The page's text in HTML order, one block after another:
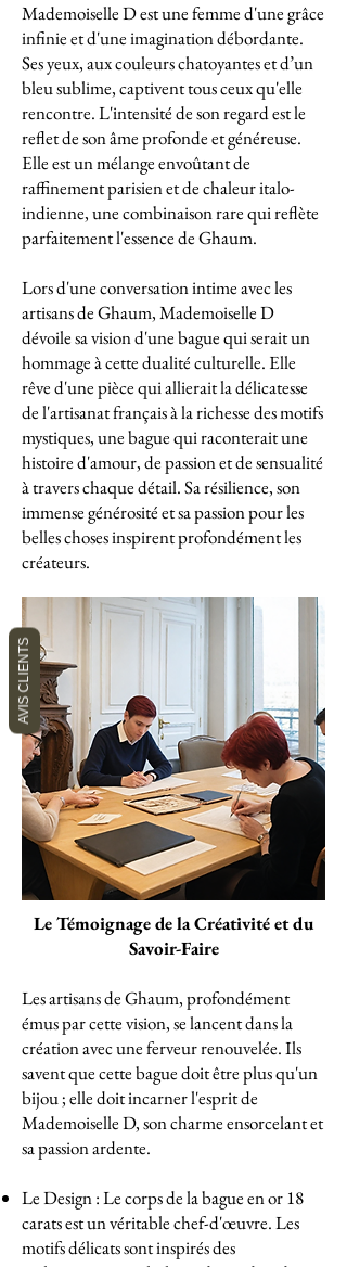
Mademoiselle D est une femme d'une grâce
infinie et d'une imagination débordante.
Ses yeux, aux couleurs chatoyantes et d’un
bleu sublime, captivent tous ceux qu'elle
rencontre. L'intensité de son regard est le
reflet de son âme profonde et généreuse.
Elle est un mélange envoûtant de
raffinement parisien et de chaleur italo-
indienne, une combinaison rare qui reflète
parfaitement l'essence de Ghaum.
Lors d'une conversation intime avec les
artisans de Ghaum, Mademoiselle D
dévoile sa vision d'une bague qui serait un
hommage à cette dualité culturelle. Elle
rêve d'une pièce qui allierait la délicatesse
de l'artisanat français à la richesse des motifs
mystiques, une bague qui raconterait une
histoire d'amour, de passion et de sensualité
à travers chaque détail. Sa résilience, son
immense générosité et sa passion pour les
belles choses inspirent profondément les
créateurs.
Le Témoignage de la Créativité et du
Savoir-Faire
Les artisans de Ghaum, profondément
émus par cette vision, se lancent dans la
création avec une ferveur renouvelée. Ils
savent que cette bague doit être plus qu'un
bijou ; elle doit incarner l'esprit de
Mademoiselle D, son charme ensorcelant et
sa passion ardente.
Le Design : Le corps de la bague en or 18
carats est un véritable chef-d'œuvre. Les
motifs délicats sont inspirés des
AVIS CLIENTS